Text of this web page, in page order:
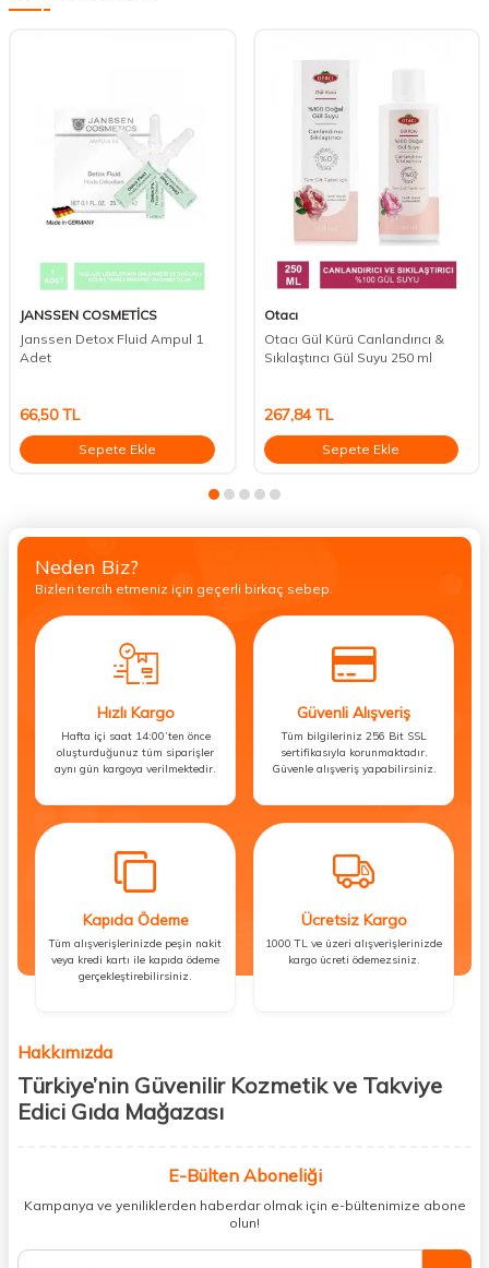
JANSSEN COSMETİCS
Janssen Detox Fluid Ampul 1
Adet
66,50TL
Sepete Ekle
Otacı
Otacı Gül Kürü Canlandırıcı &
Sıkılaştırıcı Gül Suyu 250 ml
267,84TL
Sepete Ekle
Neden Biz?
Bizleri tercih etmeniz için geçerli birkaç sebep.
Hızlı Kargo
Hafta içi saat 14:00’ten önce
oluşturduğunuz tüm siparişler
aynı gün kargoya verilmektedir.
Güvenli Alışveriş
Tüm bilgileriniz 256 Bit SSL
sertifikasıyla korunmaktadır.
Güvenle alışveriş yapabilirsiniz.
Kapıda Ödeme
Tüm alışverişlerinizde peşin nakit
veya kredi kartı ile kapıda ödeme
gerçekleştirebilirsiniz.
Ücretsiz Kargo
1000 TL ve üzeri alışverişlerinizde
kargo ücreti ödemezsiniz.
Hakkımızda
Türkiye’nin Güvenilir Kozmetik ve Takviye
Edici Gıda Mağazası
kişisel bakım hem de takviye edici gıda ürünlerini sizlerle
buluşturuyoruz. Artık mağaza mağaza dolaşmanıza gerek yok;
ihtiyacınız olan her şeyi tek bir çatı altında topluyor ve kapınıza kadar
E-Bülten Aboneliği
Kampanya ve yeniliklerden haberdar olmak için e-bültenimize abone
olun!